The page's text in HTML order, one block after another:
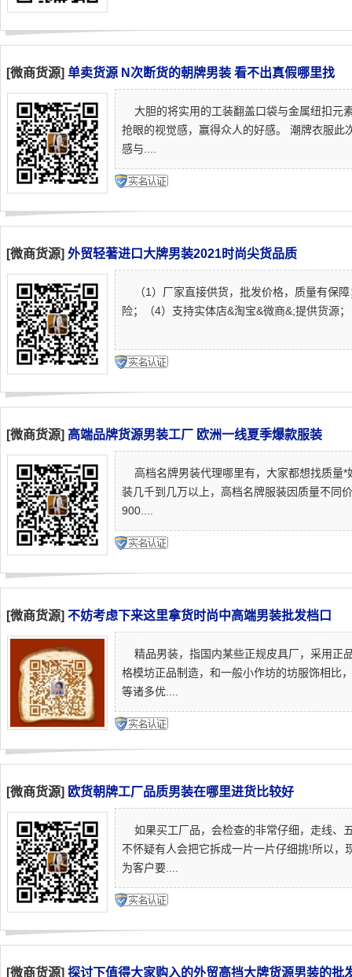
[微商货源] 单卖货源 N次断货的朝牌男装 看不出真假哪里找
大胆的将实用的工装翻盖口袋与金属纽扣元
抢眼的视觉感，赢得众人的好感。 潮牌衣服
感与....
[微商货源] 外贸轻著进口大牌男装2021时尚尖货品质
（1）厂家直接供货，批发价格，质量有保
险；（4）支持实体店&淘宝&微商&;提供货源
[微商货源] 高端品牌货源男装工厂 欧洲一线夏季爆款服装
高档名牌男装代理哪里有，大家都想找质量*
装几千到几万以上，高档名牌服装因质量不同
900....
[微商货源] 不妨考虑下来这里拿货时尚中高端男装批发档口
精品男装，指国内某些正规皮具厂，采用正
格模坊正品制造，和一般小作坊的坊服饰相比
等诸多优....
[微商货源] 欧货朝牌工厂品质男装在哪里进货比较好
如果买工厂品，会检查的非常仔细，走线、
不怀疑有人会把它拆成一片一片仔细挑!所以
为客户要....
[微商货源] 探讨下值得大家购入的外贸高挡大牌货源男装的批